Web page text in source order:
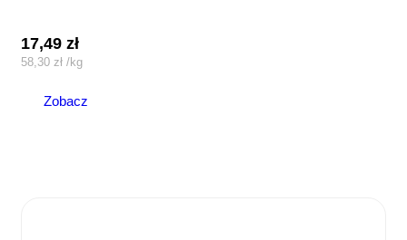
17,49zł
58,30zł /kg
Zobacz